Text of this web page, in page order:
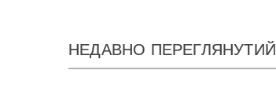
НЕДАВНО ПЕРЕГЛЯНУТИЙ